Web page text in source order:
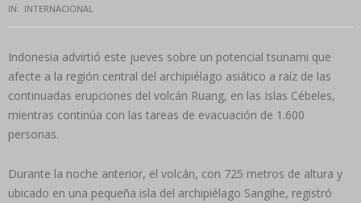
IN: INTERNACIONAL
Indonesia advirtió este jueves sobre un potencial tsunami que
afecte a la región central del archipiélago asiático a raíz de las
continuadas erupciones del volcán Ruang, en las Islas Cébeles,
mientras continúa con las tareas de evacuación de 1.600
personas.
Durante la noche anterior, el volcán, con 725 metros de altura y
ubicado en una pequeña isla del archipiélago Sangihe, registró